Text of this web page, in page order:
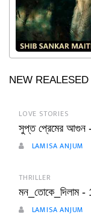
NEW REALESED
LOVE STORIES
সুপ্ত প্রেমের আগুন
LAMISA ANJUM
THRILLER
মন_তোকে_দিলাম -
LAMISA ANJUM